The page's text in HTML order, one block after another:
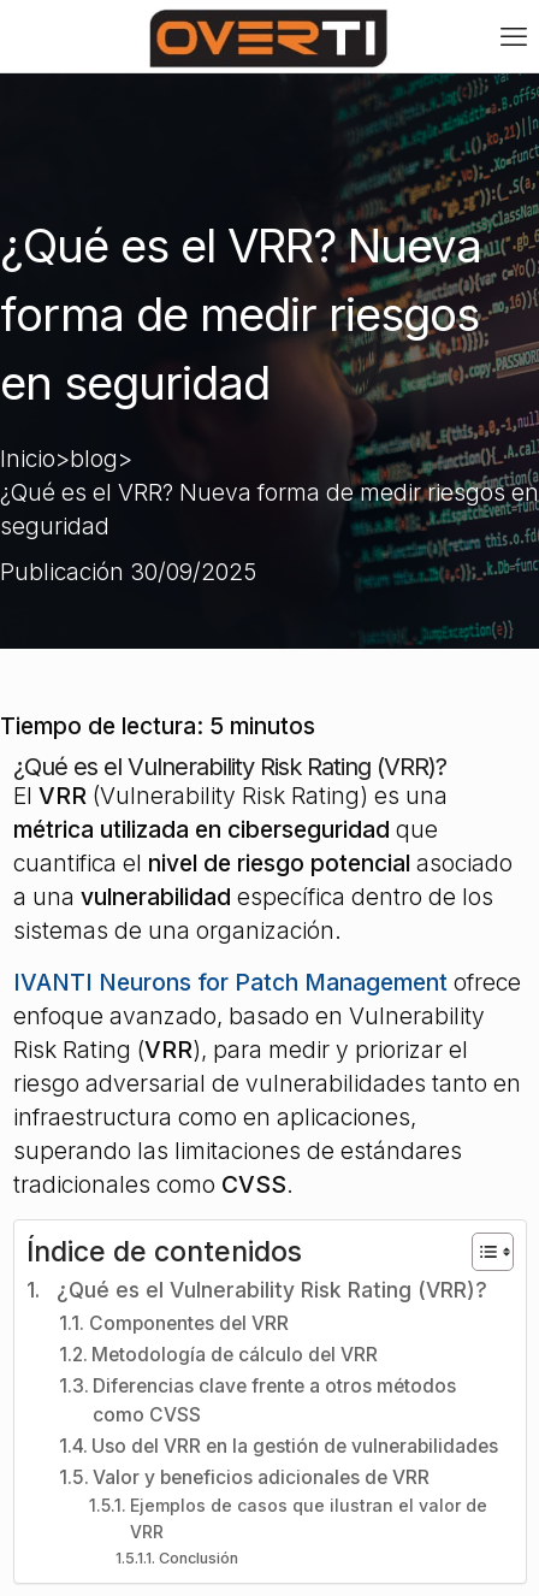
¿Qué es el VRR? Nueva
forma de medir riesgos
en seguridad
Inicio>blog>
¿Qué es el VRR? Nueva forma de medir riesgos en
seguridad
Publicación 30/09/2025
Tiempo de lectura: 5 minutos
¿Qué es el Vulnerability Risk Rating (VRR)?
El VRR (Vulnerability Risk Rating) es una
métrica utilizada en ciberseguridad que
cuantifica el nivel de riesgo potencial asociado
a una vulnerabilidad específica dentro de los
sistemas de una organización.
IVANTI Neurons for Patch Management ofrece
enfoque avanzado, basado en Vulnerability
Risk Rating (VRR), para medir y priorizar el
riesgo adversarial de vulnerabilidades tanto en
infraestructura como en aplicaciones,
superando las limitaciones de estándares
tradicionales como CVSS.
Índice de contenidos
¿Qué es el Vulnerability Risk Rating (VRR)?
Componentes del VRR
Metodología de cálculo del VRR
Diferencias clave frente a otros métodos
como CVSS
Uso del VRR en la gestión de vulnerabilidades
Valor y beneficios adicionales de VRR
Ejemplos de casos que ilustran el valor de
VRR
Conclusión